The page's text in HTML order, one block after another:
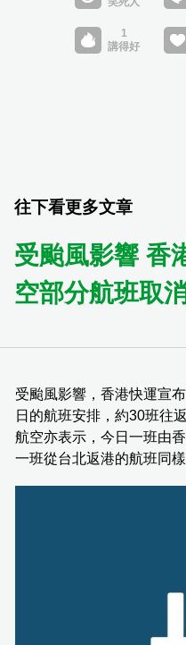
往下看更多文章
受颱風影響 香
空部分航班取
受颱風影響，香港快運宣
日的航班安排，約30班往
航空亦表示，今日一班由
一班從台北返港的航班同樣